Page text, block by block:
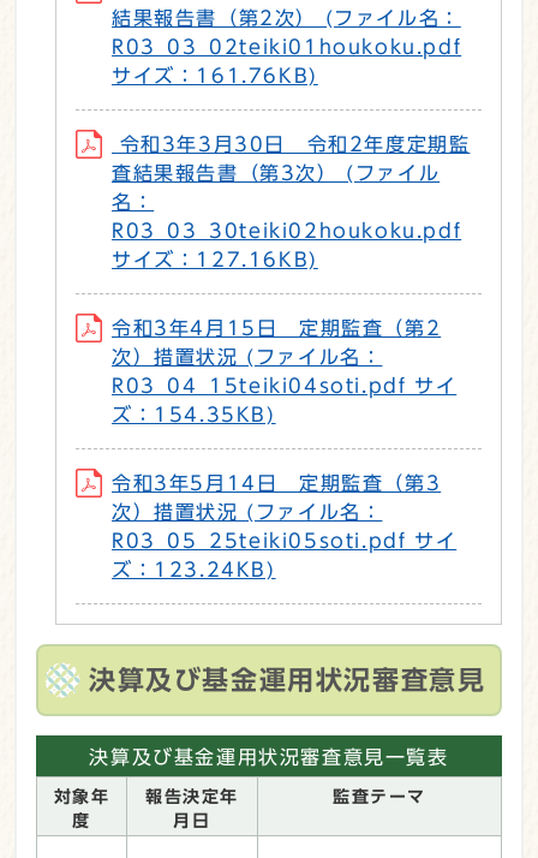
結果報告書（第2次） (ファイル名：
R03_03_02teiki01houkoku.pdf
サイズ：161.76KB)
令和3年3月30日 令和2年度定期監
査結果報告書（第3次） (ファイル
名：
R03_03_30teiki02houkoku.pdf
サイズ：127.16KB)
令和3年4月15日 定期監査（第2
次）措置状況 (ファイル名：
R03_04_15teiki04soti.pdf サイ
ズ：154.35KB)
令和3年5月14日 定期監査（第3
次）措置状況 (ファイル名：
R03_05_25teiki05soti.pdf サイ
ズ：123.24KB)
決算及び基金運用状況審査意見
決算及び基金運用状況審査意見一覧表
対象年
度
報告決定年
月日
監査テーマ